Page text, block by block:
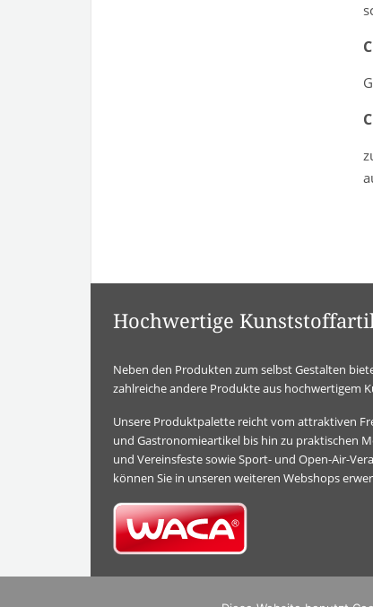
Hochwertige
Neben den Produkten zum selbst Gestalten
zahlreiche andere Produkte aus hochwertigem
Unsere Produktpalette reicht vom attraktiven
und Gastronomieartikel bis hin zu praktischen
und Vereinsfeste sowie Sport- und Open-Air-
können Sie in unseren weiteren Webshops